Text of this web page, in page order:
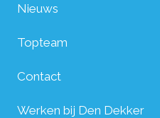
Nieuws
Topteam
Contact
Werken bij Den Dekker